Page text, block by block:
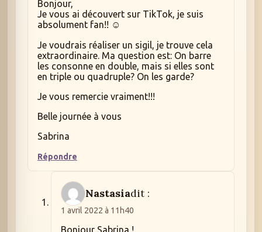
Bonjour,
Je vous ai découvert sur TikTok, je suis
absolument fan!! ☺
Je voudrais réaliser un sigil, je trouve cela
extraordinaire. Ma question est: On barre
les consonne en double, mais si elles sont
en triple ou quadruple? On les garde?
Je vous remercie vraiment!!!
Belle journée à vous
Sabrina
Répondre
Nastasiadit :
1 avril 2022 à 11h40
Bonjour Sabrina !